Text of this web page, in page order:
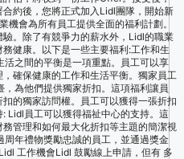
約後，您將正式加入Lidl團隊，開始新
會為所有員工提供全面的福利計劃。
。除了有競爭力的薪水外，Lidl的職業
健康。以下是一些主要福利:工作和生
之間的平衡是一項重點。員工可以享
確保健康的工作和生活平衡。獨家員工
為他們提供獨家折扣。這項福利讓員
的獨家訪問權。員工可以獲得一張折扣
Lidl員工可以獲得福祉中心的支持。這
管理和如何最大化折扣等主題的簡潔視
年禮物獎勵忠誠的員工，並通過獎金
工作機會Lidl 鼓勵線上申請，但有 多